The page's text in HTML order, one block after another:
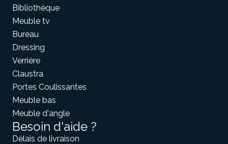
Bibliothèque
Meuble tv
Bureau
Dressing
Verrière
Claustra
Portes Coulissantes
Meuble bas
Meuble d'angle
Besoin d'aide ?
Délais de livraison